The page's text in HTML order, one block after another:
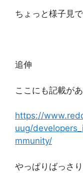
ちょっと様子見で
追伸
ここにも記載があ
https://
uug/
mmunity/
やっぱりばっさ